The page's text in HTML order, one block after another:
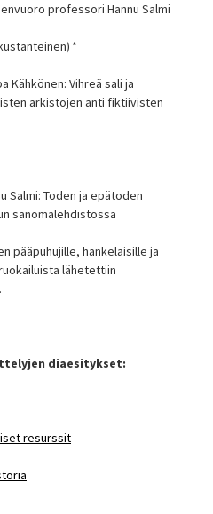
professori Hannu Salmi
*
Kähkönen: Vihreä sali ja
arkistojen anti fiktiivisten
Salmi: Toden ja epätoden
sanomalehdistössä
pääpuhujille, hankelaisille ja
lähetettiin
diaesitykset:
resurssit